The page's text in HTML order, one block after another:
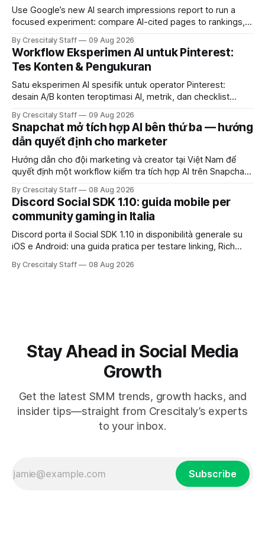
Use Google’s new AI search impressions report to run a
focused experiment: compare AI-cited pages to rankings,
By Crescitaly Staff 09 Aug 2026
Workflow Eksperimen AI untuk Pinterest:
Tes Konten & Pengukuran
Satu eksperimen AI spesifik untuk operator Pinterest:
desain A/B konten teroptimasi AI, metrik, dan checklist
By Crescitaly Staff 09 Aug 2026
Snapchat mở tích hợp AI bên thứ ba — hướng
dẫn quyết định cho marketer
Hướng dẫn cho đội marketing và creator tại Việt Nam để
quyết định một workflow kiểm tra tích hợp AI trên Snapchat
By Crescitaly Staff 08 Aug 2026
Discord Social SDK 1.10: guida mobile per
community gaming in Italia
Discord porta il Social SDK 1.10 in disponibilità generale su
iOS e Android: una guida pratica per testare linking, Rich
integrazione tecnica e crescita reale.
By Crescitaly Staff 08 Aug 2026
Stay Ahead in Social Media
Growth
Get the latest SMM trends, growth hacks, and
insider tips—straight from Crescitaly’s experts
to your inbox.
Subscribe